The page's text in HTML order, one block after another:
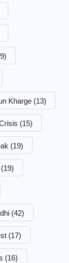
Kharge (13)
(15)
(19)
(19)
(42)
(17)
(16)